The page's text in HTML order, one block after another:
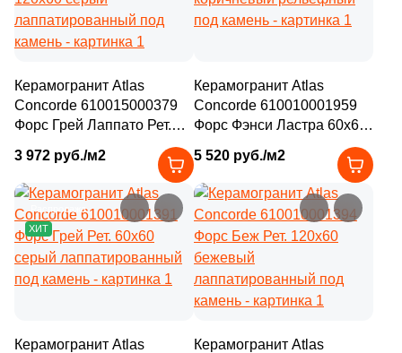
Керамогранит Atlas
Concorde 610015000379
Форс Грей Лаппато Рет.
лаппатированный под
камень
3 972 руб./м2
Керамогранит Atlas
Concorde 610010001959
Форс Фэнси Ластра 60х60
коричневый рельефный
под камень
5 520 руб./м2
Распродажа
ХИТ
Керамогранит Atlas
Керамогранит Atlas